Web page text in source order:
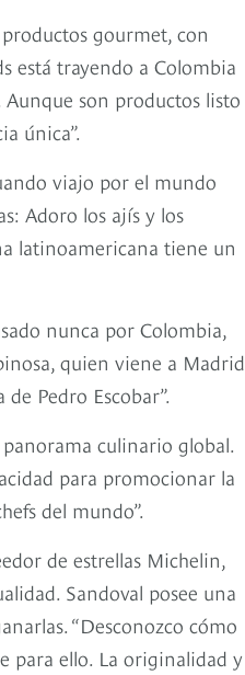
gourmet, con
está trayendo a Colombia
Aunque son productos listo
única”.
viajo por el mundo
Adoro los ajís y los
latinoamericana tiene un
nunca por Colombia,
quien viene a Madrid
Pedro Escobar”.
culinario global.
para promocionar la
del mundo”.
de estrellas Michelin,
Sandoval posee una
“Desconozco cómo
para ello. La originalidad y